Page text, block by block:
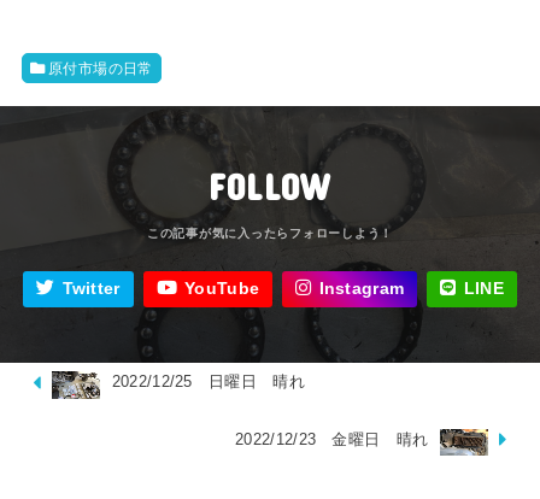
原付市場の日常
FOLLOW
Twitter YouTube Instagram LINE
2022/12/25 日曜日 晴れ
2022/12/23 金曜日 晴れ